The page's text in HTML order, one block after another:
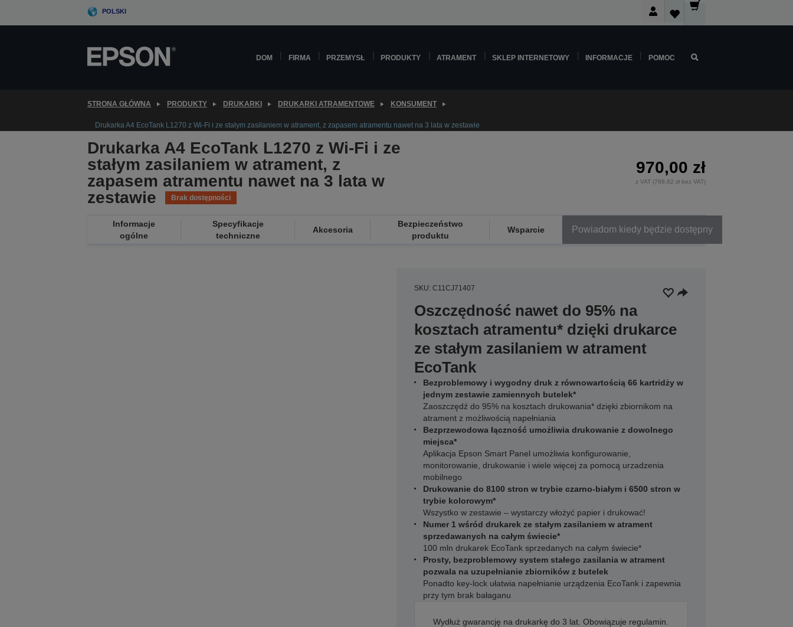
POLSKI
DOM FIRMA PRZEMYSŁ PRODUKTY ATRAMENT SKLEP INTERNETOWY INFORMACJE POMOC
STRONA GŁÓWNA PRODUKTY DRUKARKI DRUKARKI ATRAMENTOWE KONSUMENT
Drukarka A4 EcoTank L1270 z Wi-Fi i ze stałym zasilaniem w atrament, z zapasem atramentu nawet na 3 lata w zestawie
Drukarka A4 EcoTank L1270 z Wi-Fi i ze
stałym zasilaniem w atrament, z
zapasem atramentu nawet na 3 lata w
zestawie
Brak dostępności
970,00 zł
z VAT (788,62 zł bez VAT)
Informacje
ogólne
Specyfikacje
techniczne
Akcesoria
Bezpieczeństwo
produktu
Wsparcie Powiadom kiedy będzie dostępny
SKU: C11CJ71407
Oszczędność nawet do 95% na
kosztach atramentu* dzięki drukarce
ze stałym zasilaniem w atrament
EcoTank
Bezproblemowy i wygodny druk z równowartością 66 kartridży w
jednym zestawie zamiennych butelek*
Zaoszczędź do 95% na kosztach drukowania* dzięki zbiornikom na
atrament z możliwością napełniania
Bezprzewodowa łączność umożliwia drukowanie z dowolnego
miejsca*
Aplikacja Epson Smart Panel umożliwia konfigurowanie,
monitorowanie, drukowanie i wiele więcej za pomocą urzadzenia
mobilnego
Drukowanie do 8100 stron w trybie czarno-białym i 6500 stron w
trybie kolorowym*
Wszystko w zestawie – wystarczy włożyć papier i drukować!
Numer 1 wśród drukarek ze stałym zasilaniem w atrament
sprzedawanych na całym świecie*
100 mln drukarek EcoTank sprzedanych na całym świecie*
Prosty, bezproblemowy system stałego zasilania w atrament
pozwala na uzupełnianie zbiorników z butelek
Ponadto key-lock ułatwia napełnianie urządzenia EcoTank i zapewnia
przy tym brak bałaganu
Wydłuż gwarancję na drukarkę do 3 lat. Obowiązuje regulamin.